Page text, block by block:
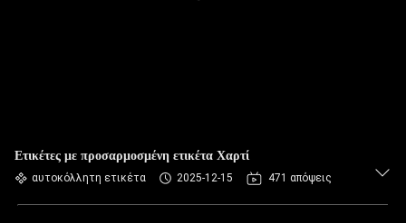
Ετικέτες με προσαρμοσμένη ετικέτα Χαρτί
αυτοκόλλητη ετικέτα 2025-12-15 471 απόψεις